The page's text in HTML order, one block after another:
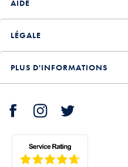
AIDE
LÉGALE
PLUS D'INFORMATIONS